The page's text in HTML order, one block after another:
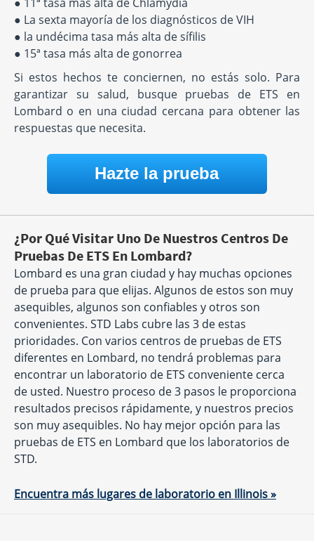
● La sexta mayoría de los diagnósticos de VIH
● la undécima tasa más alta de sífilis
● 15ª tasa más alta de gonorrea
Si estos hechos te conciernen, no estás solo. Para
garantizar su salud, busque pruebas de ETS en
Lombard o en una ciudad cercana para obtener las
respuestas que necesita.
Hazte la prueba
¿Por Qué Visitar Uno De Nuestros Centros De
Pruebas De ETS En Lombard?
Lombard es una gran ciudad y hay muchas opciones
de prueba para que elijas. Algunos de estos son muy
asequibles, algunos son confiables y otros son
convenientes. STD Labs cubre las 3 de estas
prioridades. Con varios centros de pruebas de ETS
diferentes en Lombard, no tendrá problemas para
encontrar un laboratorio de ETS conveniente cerca
de usted. Nuestro proceso de 3 pasos le proporciona
resultados precisos rápidamente, y nuestros precios
son muy asequibles. No hay mejor opción para las
pruebas de ETS en Lombard que los laboratorios de
STD.
Encuentra más lugares de laboratorio en Illinois »